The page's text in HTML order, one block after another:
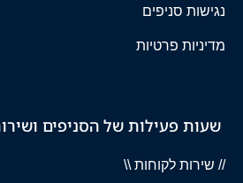
נגישות סניפים
מדיניות פרטיות
שעות פעילות של הסניפים
// שירות לקוחות \\